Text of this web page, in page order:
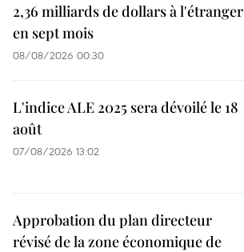
2,36 milliards de dollars à l'étranger
en sept mois
08/08/2026 00:30
L'indice ALE 2025 sera dévoilé le 18
août
07/08/2026 13:02
Approbation du plan directeur
révisé de la zone économique de